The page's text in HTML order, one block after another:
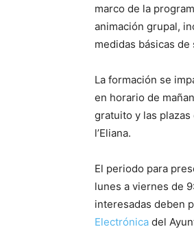
marco de la
animación grupal,
medidas básicas
La formación se
en horario de
gratuito y las
l’Eliana.
El periodo para
lunes a viernes de
interesadas deben
Electrónica del